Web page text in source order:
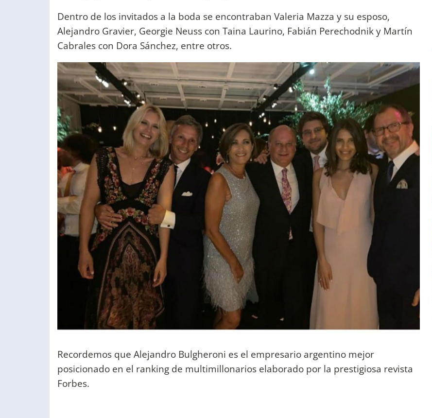
Dentro de los invitados a la boda se encontraban Valeria Mazza y su esposo,
Alejandro Gravier, Georgie Neuss con Taina Laurino, Fabián Perechodnik y Martín
Cabrales con Dora Sánchez, entre otros.
Recordemos que Alejandro Bulgheroni es el empresario argentino mejor
posicionado en el ranking de multimillonarios elaborado por la prestigiosa revista
Forbes.